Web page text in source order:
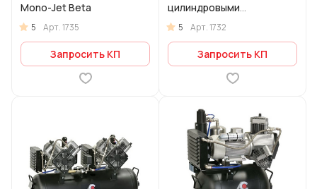
Mono-Jet Beta
5 Арт.1735
Запросить КП
цилиндровыми
двигателями
5 Арт.1732
Запросить КП